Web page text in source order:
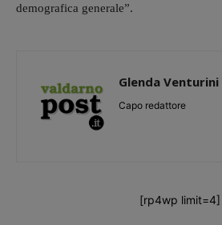
demografica generale”.
Glenda Venturini
Capo redattore
[rp4wp limit=4]